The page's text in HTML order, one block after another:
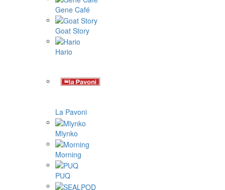
Gene Café
Goat Story
Hario
La Pavoni
Mlynko
Morning
PUQ